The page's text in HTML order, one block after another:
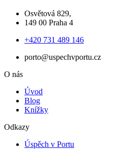
Osvětová 829,
149 00 Praha 4
+420 731 489 146
porto@uspechvportu.cz
O nás
Úvod
Blog
Knížky
Odkazy
Úspěch v Portu